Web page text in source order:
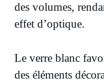
des volumes,
effet d’optique.
Le verre blanc
des éléments